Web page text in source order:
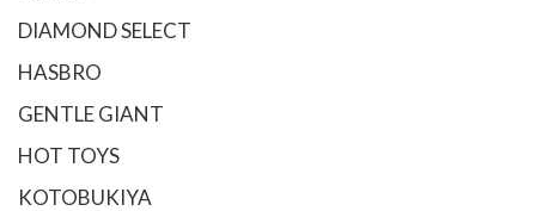
DIAMOND SELECT
HASBRO
GENTLE GIANT
HOT TOYS
KOTOBUKIYA